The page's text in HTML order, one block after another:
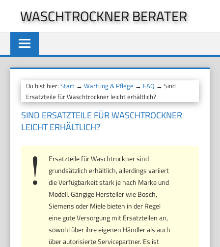
springen
WASCHTROCKNER BERATER
Du bist hier:Start →Wartung & Pflege → FAQ → Sind
Ersatzteile für Waschtrockner leicht erhältlich?
SIND ERSATZTEILE FÜR WASCHTROCKNER
LEICHT ERHÄLTLICH?
Ersatzteile für Waschtrockner sind
grundsätzlich erhältlich, allerdings variiert
die Verfügbarkeit stark je nach Marke und
Modell. Gängige Hersteller wie Bosch,
Siemens oder Miele bieten in der Regel
eine gute Versorgung mit Ersatzteilen an,
sowohl über ihre eigenen Händler als auch
über autorisierte Servicepartner. Es ist